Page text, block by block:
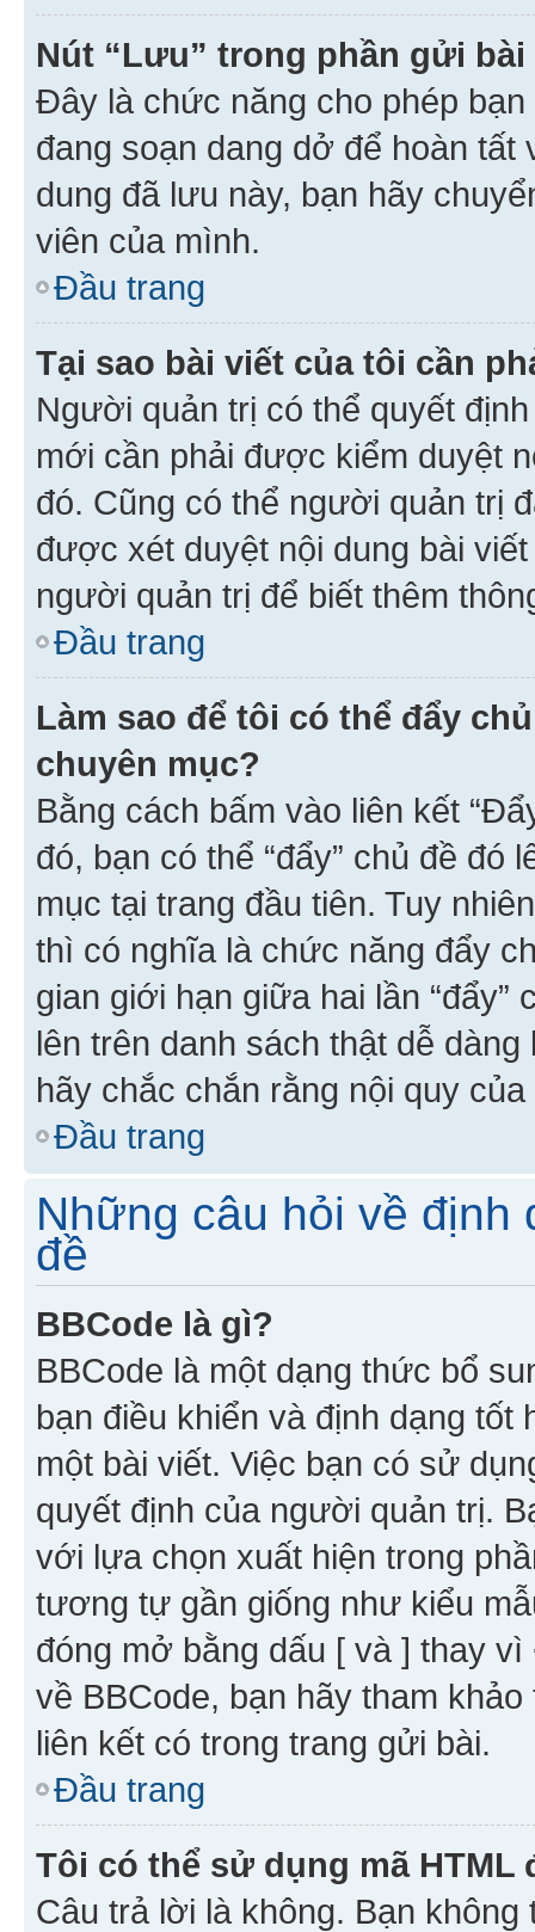
Nút “Lưu” trong phần gửi
Đây là chức năng cho phép
đang soạn dang dở để hoàn
dung đã lưu này, bạn hãy
viên của mình.
Đầu trang
Tại sao bài viết của tôi cần
Người quản trị có thể quyết
mới cần phải được kiểm duyệt
đó. Cũng có thể người quản trị
được xét duyệt nội dung bài
người quản trị để biết thêm
Đầu trang
Làm sao để tôi có thể đẩy
chuyên mục?
Bằng cách bấm vào liên kết
đó, bạn có thể “đẩy” chủ đề đó
mục tại trang đầu tiên. Tuy
thì có nghĩa là chức năng đẩy
gian giới hạn giữa hai lần “đẩy”
lên trên danh sách thật dễ
hãy chắc chắn rằng nội quy
Đầu trang
Những câu hỏi về định
đề
BBCode là gì?
BBCode là một dạng thức bổ
bạn điều khiển và định dạng
một bài viết. Việc bạn có sử
quyết định của người quản trị.
với lựa chọn xuất hiện trong
tương tự gần giống như kiểu
đóng mở bằng dấu [ và ] thay
về BBCode, bạn hãy tham
liên kết có trong trang gửi bài.
Đầu trang
Tôi có thể sử dụng mã
Câu trả lời là không. Bạn